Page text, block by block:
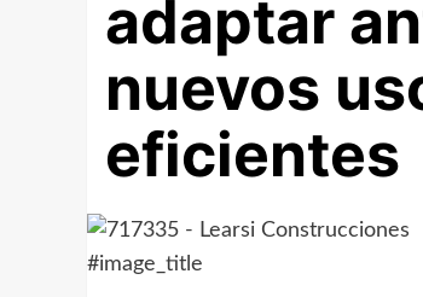
adaptar
nuevos
eficientes
#image_title